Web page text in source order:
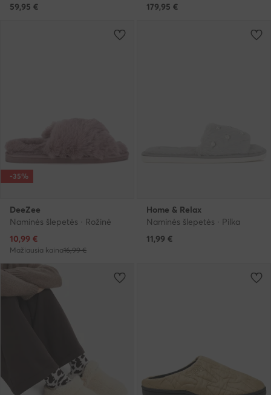
59,95 €
179,95 €
-35%
DeeZee
Naminės šlepetės · Rožinė
Dabartinė kaina
10,99 €
Mažiausia kaina16,99 €
Home & Relax
Naminės šlepetės · Pilka
11,99 €